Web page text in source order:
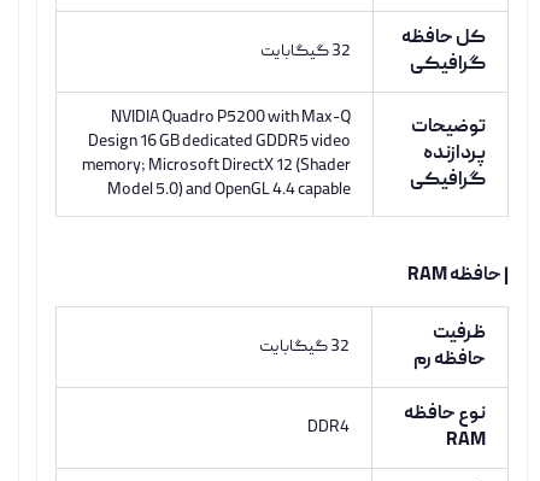
کل حافظه
گرافیکی
32 گیگابایت
توضیحات
پردازنده
گرافیکی
NVIDIA Quadro P5200 with Max-Q
Design 16 GB dedicated GDDR5 video
memory; Microsoft DirectX 12 (Shader
Model 5.0) and OpenGL 4.4 capable
| حافظه RAM
ظرفیت
حافظه رم
32 گيگابايت
نوع حافظه
RAM
DDR4